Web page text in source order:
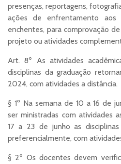
presenças, reportagens,
ações de enfrentamento aos
enchentes, para comprovação
projeto ou atividades
Art. 8º As atividades
disciplinas da graduação
2024, com atividades a distância.
§ 1º Na semana de 10 a 16 de
ser ministradas com atividades
17 a 23 de junho as
preferencialmente, com
§ 2º Os docentes devem